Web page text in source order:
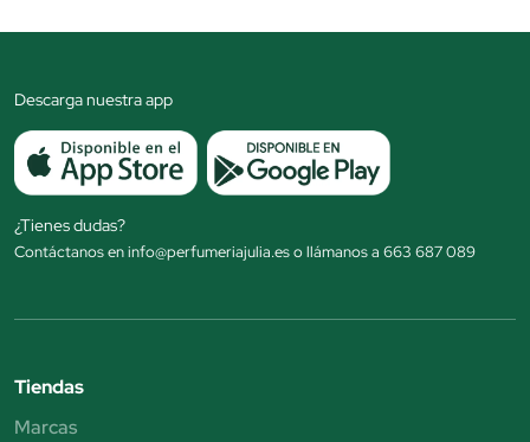
Descarga nuestra app
¿Tienes dudas?
Contáctanos en info@perfumeriajulia.es o llámanos a 663 687 089
Tiendas
Marcas